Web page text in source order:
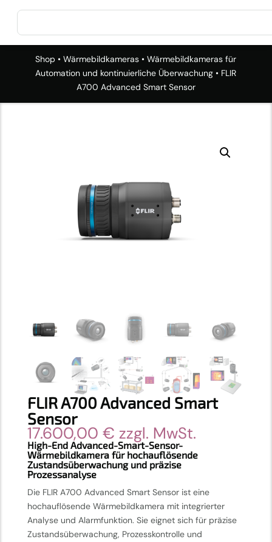
Shop •Wärmebildkameras •Wärmebildkameras für
Automation und kontinuierliche Überwachung • FLIR
A700 Advanced Smart Sensor
FLIR A700 Advanced Smart
Sensor
17.600,00 € zzgl. MwSt.
High-End Advanced-Smart-Sensor-
Wärmebildkamera für hochauflösende
Zustandsüberwachung und präzise
Prozessanalyse
Die FLIR A700 Advanced Smart Sensor ist eine
hochauflösende Wärmebildkamera mit integrierter
Analyse und Alarmfunktion. Sie eignet sich für präzise
Zustandsüberwachung, Prozesskontrolle und